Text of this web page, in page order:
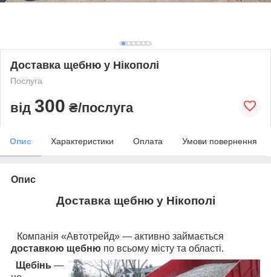
Доставка щебню у Нікополі
Послуга
від 300 ₴/послуга
Опис Характеристики Оплата Умови повернення
Опис
Доставка щебню у Нікополі
Компанія «Автотрейд» — активно займається
доставкою щебню по всьому місту та області.
Щебінь —